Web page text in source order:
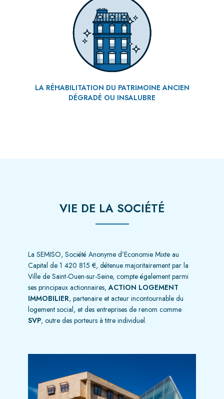
LA RÉHABILITATION DU PATRIMOINE ANCIEN
DÉGRADÉ OU INSALUBRE
VIE DE LA SOCIÉTÉ
La SEMISO, Société Anonyme d’Economie Mixte au
Capital de 1 420 815 €, détenue majoritairement par la
Ville de Saint-Ouen-sur-Seine, compte également parmi
ses principaux actionnaires,ACTION LOGEMENT
IMMOBILIER, partenaire et acteur incontournable du
logement social, et des entreprises de renom comme
SVP, outre des porteurs à titre individuel.